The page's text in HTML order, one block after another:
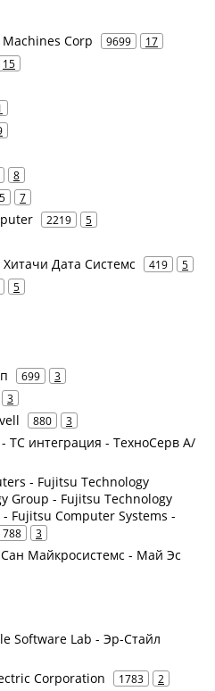
Corp 9699 17
15
8
7
2219 5
Дата Системс 419 5
5
699 3
3
880 3
ТС интеграция - ТехноСерв А/
- Fujitsu Technology
Group - Fujitsu Technology
Fujitsu Computer Systems -
788 3
Майкросистемс - Май Эс
Software Lab - Эр-Стайл
Corporation 1783 2